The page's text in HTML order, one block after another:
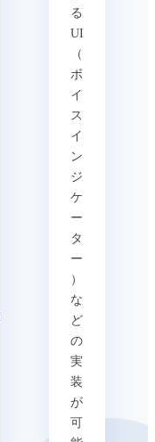
る
UI
（
ボ
イ
ス
イ
ン
ジ
ケ
ー
タ
ー
）
な
ど
の
実
装
が
可